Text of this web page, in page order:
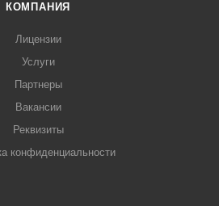
КОМПАНИЯ
Лицензии
Услуги
Партнеры
Вакансии
Реквизиты
конфиденциальности